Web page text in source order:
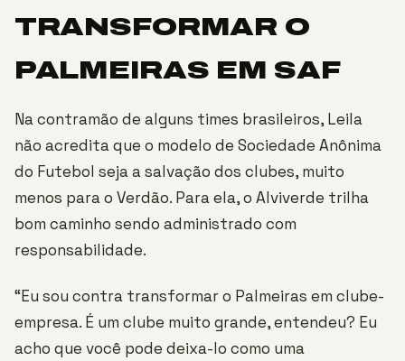
TRANSFORMAR O
PALMEIRAS EM SAF
Na contramão de alguns times brasileiros, Leila
não acredita que o modelo de Sociedade Anônima
do Futebol seja a salvação dos clubes, muito
menos para o Verdão. Para ela, o Alviverde trilha
bom caminho sendo administrado com
responsabilidade.
“Eu sou contra transformar o Palmeiras em clube-
empresa. É um clube muito grande, entendeu? Eu
acho que você pode deixa-lo como uma